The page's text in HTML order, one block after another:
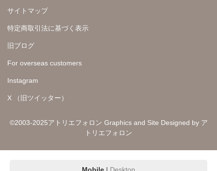
サイトマップ
特定商取引法に基づく表示
旧ブログ
For overseas customers
Instagram
X （旧ツイッター）
©2003-2025アトリエフォロン Graphics and Site Designed by ア
トリエフォロン
Mobile | Desktop